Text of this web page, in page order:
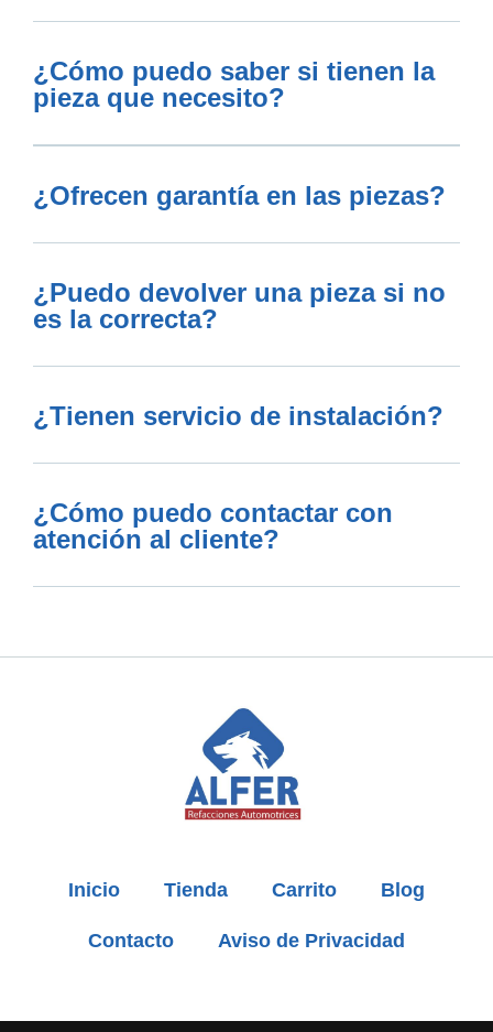
¿Cómo puedo saber si tienen la
pieza que necesito?
¿Ofrecen garantía en las piezas?
¿Puedo devolver una pieza si no
es la correcta?
¿Tienen servicio de instalación?
¿Cómo puedo contactar con
atención al cliente?
Inicio Tienda Carrito Blog
Contacto Aviso de Privacidad